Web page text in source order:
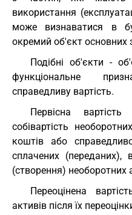
використання
може визнаватися в
окремий об'єкт основних
Подібні об'єкти -
функціональне
справедливу вартість.
Первісна
собівартість
коштів або
сплачених (переданих),
(створення) необоротних
Переоцінена
активів після їх